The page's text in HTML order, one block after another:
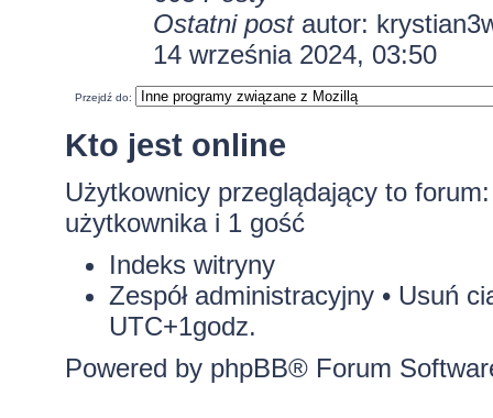
Ostatni postautor:
14 września 2024, 03:50
Przejdź do:
Kto jest online
Użytkownicy przeglądający to
użytkownika i 1 gość
Indeks witryny
Zespół administracyjny• Usuń
UTC+1godz.
Powered by phpBB® Forum